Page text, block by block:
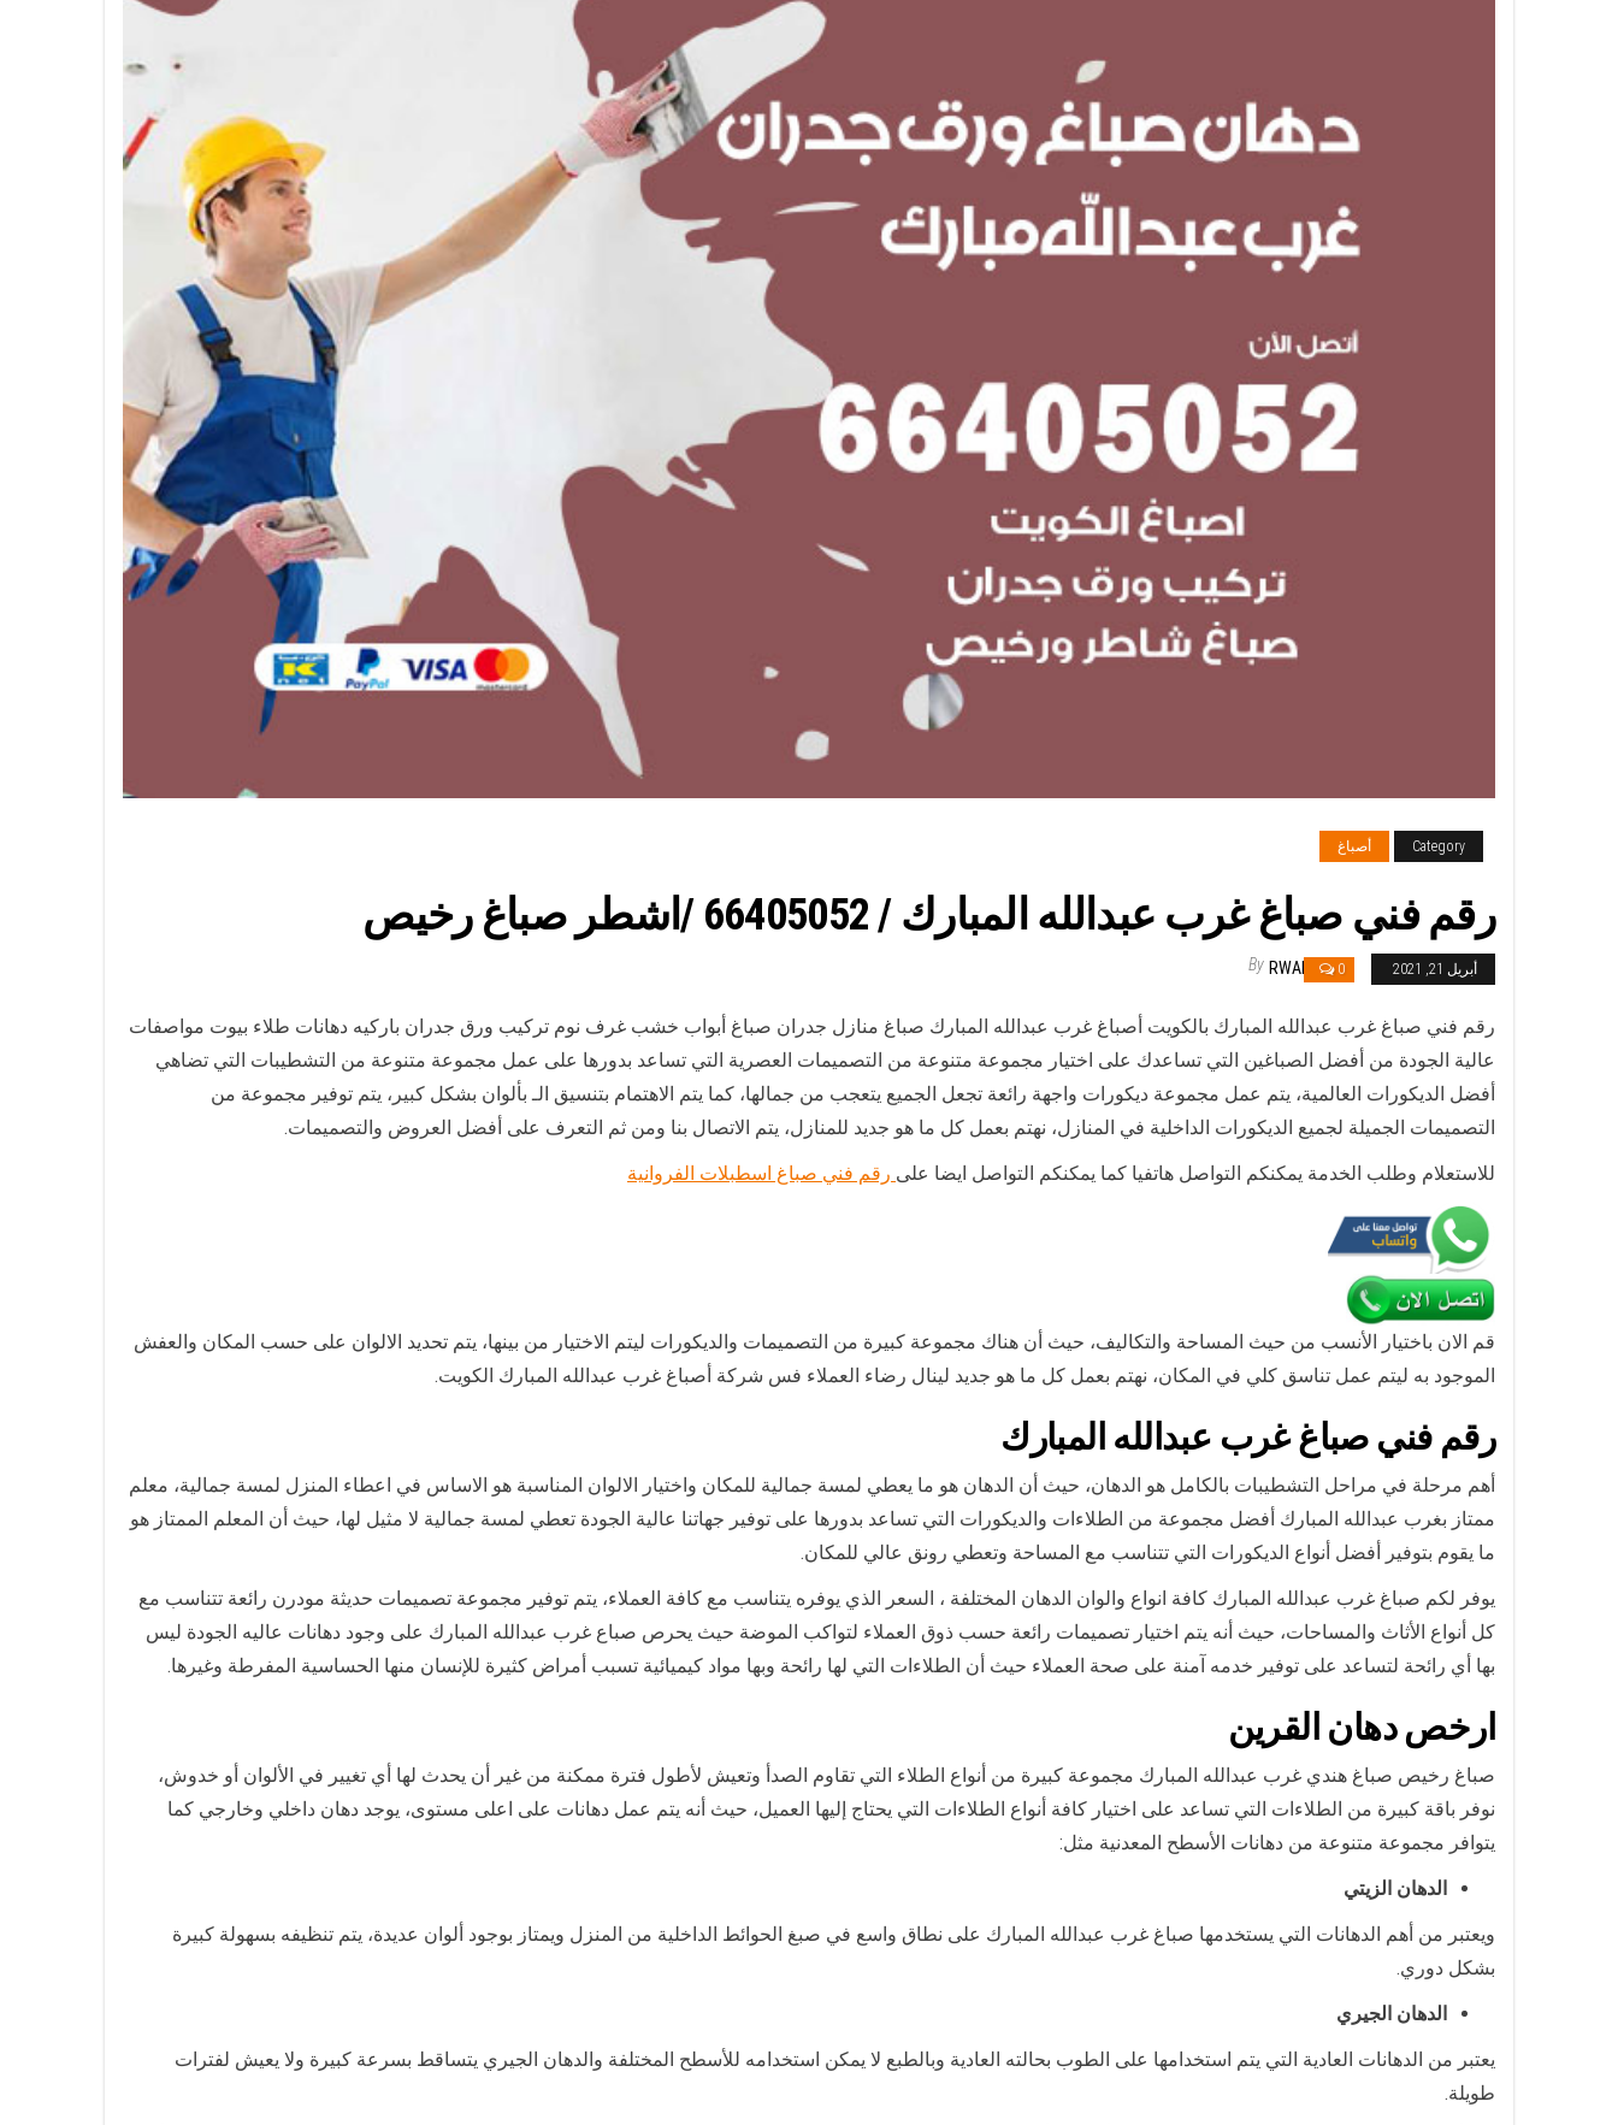
Category أصباغ
رقم فني صباغ غرب عبدالله المبارك / 66405052 /اشطر صباغ رخيص
أبريل 21, 2021 0
By RWAN
رقم فني صباغ غرب عبدالله المبارك بالكويت أصباغ غرب عبدالله المبارك صباغ منازل جدران صباغ أبواب خشب غرف نوم تركيب ورق جدران باركيه دهانات طلاء بيوت مواصفات
عالية الجودة من أفضل الصباغين التي تساعدك على اختيار مجموعة متنوعة من التصميمات العصرية التي تساعد بدورها على عمل مجموعة متنوعة من التشطيبات التي تضاهي
أفضل الديكورات العالمية، يتم عمل مجموعة ديكورات واجهة رائعة تجعل الجميع يتعجب من جمالها، كما يتم الاهتمام بتنسيق الـ بألوان بشكل كبير، يتم توفير مجموعة من
التصميمات الجميلة لجميع الديكورات الداخلية في المنازل، نهتم بعمل كل ما هو جديد للمنازل، يتم الاتصال بنا ومن ثم التعرف على أفضل العروض والتصميمات.
للاستعلام وطلب الخدمة يمكنكم التواصل هاتفيا كما يمكنكم التواصل ايضا على رقم فني صباغ اسطبلات الفروانية
قم الان باختيار الأنسب من حيث المساحة والتكاليف، حيث أن هناك مجموعة كبيرة من التصميمات والديكورات ليتم الاختيار من بينها، يتم تحديد الالوان على حسب المكان والعفش
الموجود به ليتم عمل تناسق كلي في المكان، نهتم بعمل كل ما هو جديد لينال رضاء العملاء فس شركة أصباغ غرب عبدالله المبارك الكويت.
رقم فني صباغ غرب عبدالله المبارك
أهم مرحلة في مراحل التشطيبات بالكامل هو الدهان، حيث أن الدهان هو ما يعطي لمسة جمالية للمكان واختيار الالوان المناسبة هو الاساس في اعطاء المنزل لمسة جمالية، معلم
ممتاز بغرب عبدالله المبارك أفضل مجموعة من الطلاءات والديكورات التي تساعد بدورها على توفير جهاتنا عالية الجودة تعطي لمسة جمالية لا مثيل لها، حيث أن المعلم الممتاز هو
ما يقوم بتوفير أفضل أنواع الديكورات التي تتناسب مع المساحة وتعطي رونق عالي للمكان.
يوفر لكم صباغ غرب عبدالله المبارك كافة انواع والوان الدهان المختلفة ، السعر الذي يوفره يتناسب مع كافة العملاء، يتم توفير مجموعة تصميمات حديثة مودرن رائعة تتناسب مع
كل أنواع الأثاث والمساحات، حيث أنه يتم اختيار تصميمات رائعة حسب ذوق العملاء لتواكب الموضة حيث يحرص صباع غرب عبدالله المبارك على وجود دهانات عاليه الجودة ليس
بها أي رائحة لتساعد على توفير خدمه آمنة على صحة العملاء حيث أن الطلاءات التي لها رائحة وبها مواد كيميائية تسبب أمراض كثيرة للإنسان منها الحساسية المفرطة وغيرها.
ارخصدهان القرين
صباغ رخيص صباغ هندي غرب عبدالله المبارك مجموعة كبيرة من أنواع الطلاء التي تقاوم الصدأ وتعيش لأطول فترة ممكنة من غير أن يحدث لها أي تغيير في الألوان أو خدوش،
نوفر باقة كبيرة من الطلاءات التي تساعد على اختيار كافة أنواع الطلاءات التي يحتاج إليها العميل، حيث أنه يتم عمل دهانات على اعلى مستوى، يوجد دهان داخلي وخارجي كما
يتوافر مجموعة متنوعة من دهانات الأسطح المعدنية مثل:
الدهان الزيتي
ويعتبر من أهم الدهانات التي يستخدمها صباغ غرب عبدالله المبارك على نطاق واسع في صبغ الحوائط الداخلية من المنزل ويمتاز بوجود ألوان عديدة، يتم تنظيفه بسهولة كبيرة
بشكل دوري.
الدهان الجيري
يعتبر من الدهانات العادية التي يتم استخدامها على الطوب بحالته العادية وبالطبع لا يمكن استخدامه للأسطح المختلفة والدهان الجيري يتساقط بسرعة كبيرة ولا يعيش لفترات
طويلة.